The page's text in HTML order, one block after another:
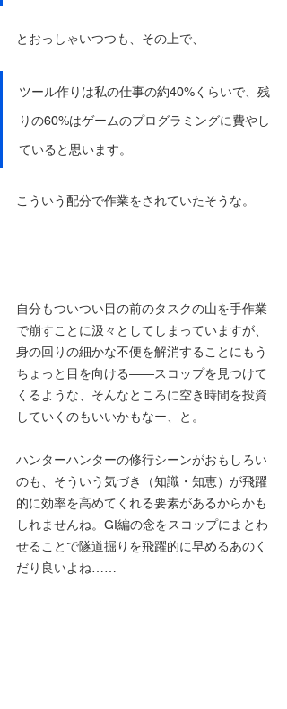
とおっしゃいつつも、その上で、
ツール作りは私の仕事の約40%くらいで、残
りの60%はゲームのプログラミングに費やし
ていると思います。
こういう配分で作業をされていたそうな。
自分もついつい目の前のタスクの山を手作業
で崩すことに汲々としてしまっていますが、
身の回りの細かな不便を解消することにもう
ちょっと目を向ける――スコップを見つけて
くるような、そんなところに空き時間を投資
していくのもいいかもなー、と。
ハンターハンターの修行シーンがおもしろい
のも、そういう気づき（知識・知恵）が飛躍
的に効率を高めてくれる要素があるからかも
しれませんね。GI編の念をスコップにまとわ
せることで隧道掘りを飛躍的に早めるあのく
だり良いよね……